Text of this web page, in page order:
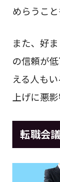
めらうこと
また、好
の信頼が
える人も
上げに悪
転職会